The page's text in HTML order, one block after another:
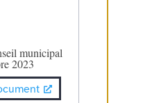
municipal
2023